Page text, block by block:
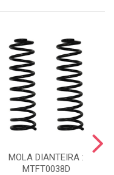
MOLA DIANTEIRA :
MTFT0038D